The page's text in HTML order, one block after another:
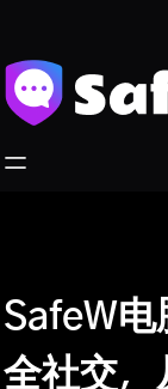
内
容
SafeW
全社交，